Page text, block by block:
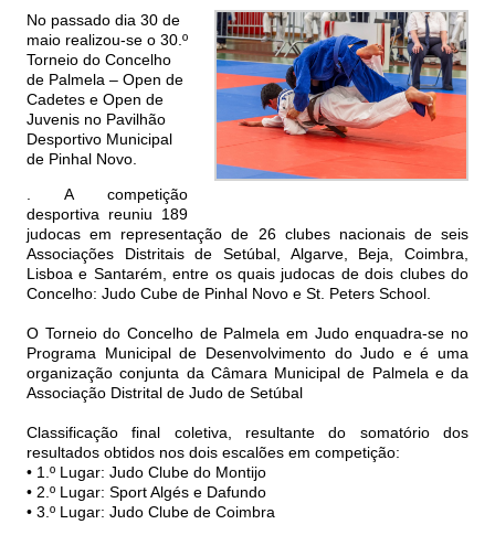
No passado dia 30 de
maio realizou-se o 30.º
Torneio do Concelho
de Palmela – Open de
Cadetes e Open de
Juvenis no Pavilhão
Desportivo Municipal
de Pinhal Novo.
. A competição
desportiva reuniu 189
judocas em representação de 26 clubes nacionais de seis
Associações Distritais de Setúbal, Algarve, Beja, Coimbra,
Lisboa e Santarém, entre os quais judocas de dois clubes do
Concelho: Judo Cube de Pinhal Novo e St. Peters School.
O Torneio do Concelho de Palmela em Judo enquadra-se no
Programa Municipal de Desenvolvimento do Judo e é uma
organização conjunta da Câmara Municipal de Palmela e da
Associação Distrital de Judo de Setúbal
Classificação final coletiva, resultante do somatório dos
resultados obtidos nos dois escalões em competição:
• 1.º Lugar: Judo Clube do Montijo
• 2.º Lugar: Sport Algés e Dafundo
• 3.º Lugar: Judo Clube de Coimbra